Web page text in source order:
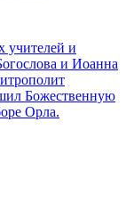
учителей и
и Иоанна
Божественную
Орла.